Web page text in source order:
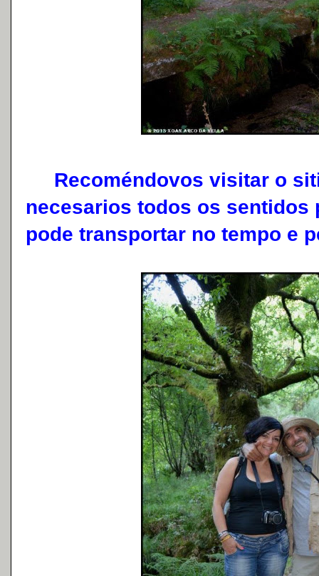
Recoméndovos visitar o
necesarios todos os sentidos
pode transportar no tempo e